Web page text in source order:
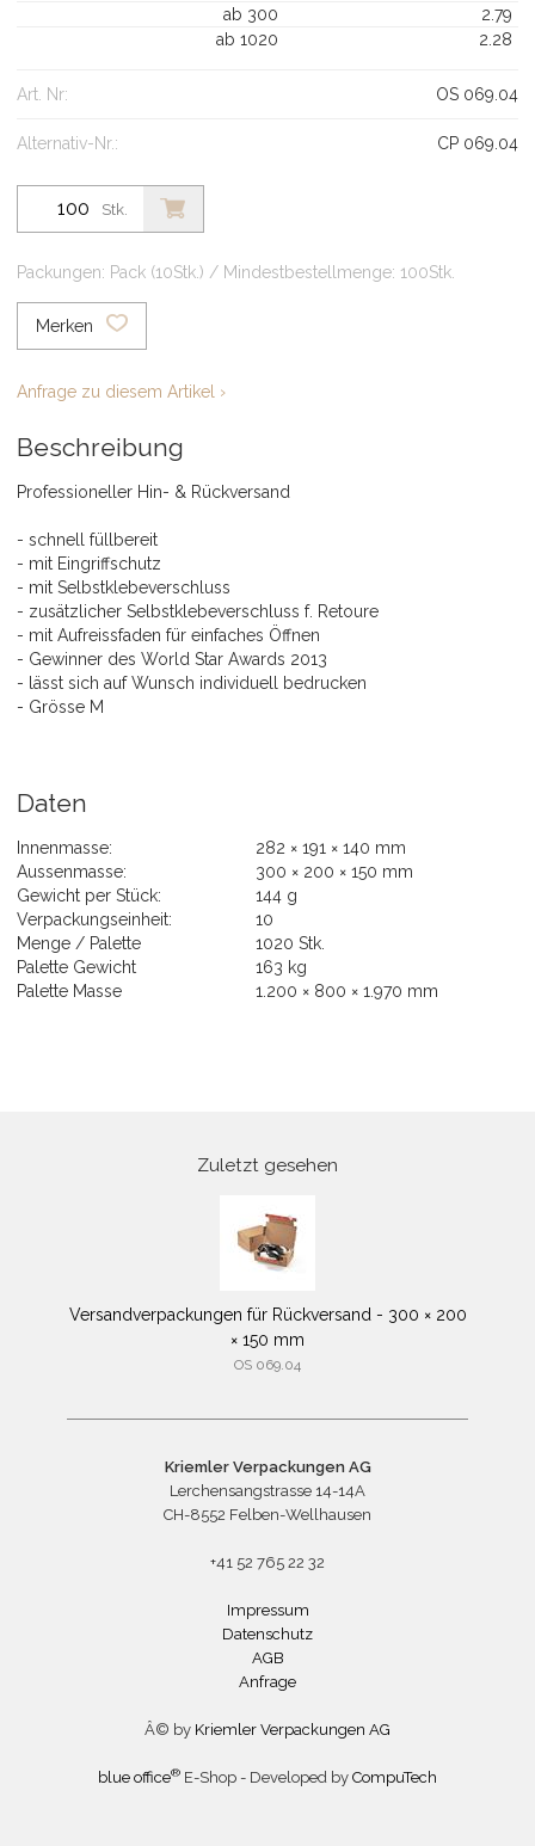
ab 300
2.79
ab 1020
2.28
Art. Nr: OS 069.04
Alternativ-Nr.: CP 069.04
Stk.
Packungen: Pack (10Stk.) / Mindestbestellmenge: 100Stk.
Merken
Anfrage zu diesem Artikel ›
Beschreibung
Professioneller Hin- & Rückversand
- schnell füllbereit
- mit Eingriffschutz
- mit Selbstklebeverschluss
- zusätzlicher Selbstklebeverschluss f. Retoure
- mit Aufreissfaden für einfaches Öffnen
- Gewinner des World Star Awards 2013
- lässt sich auf Wunsch individuell bedrucken
- Grösse M
Daten
Innenmasse:
282 × 191 × 140 mm
Aussenmasse:
300 × 200 × 150 mm
Gewicht per Stück:
144 g
Verpackungseinheit:
10
Menge / Palette
1020 Stk.
Palette Gewicht
163 kg
Palette Masse
1.200 × 800 × 1.970 mm
Zuletzt gesehen
Versandverpackungen für Rückversand - 300 × 200
× 150 mm
OS 069.04
Kriemler Verpackungen AG
Lerchensangstrasse 14-14A
CH-8552 Felben-Wellhausen
+41 52 765 22 32
Impressum
Datenschutz
AGB
Anfrage
Â© by Kriemler Verpackungen AG
blue office® E-Shop - Developed by CompuTech